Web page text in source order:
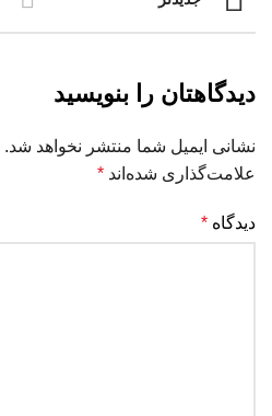
دیدگاهتان را بنویسید
نشانی ایمیل شما منتشر نخواهد شد.
علامت‌گذاری شده‌اند *
دیدگاه *